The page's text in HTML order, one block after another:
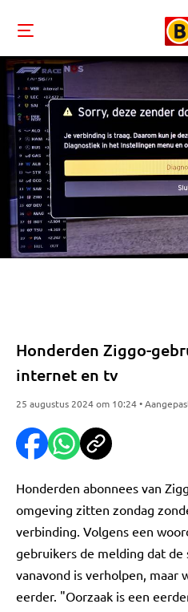
Honderden Ziggo-
internet en tv
25 augustus 2024 om 10:24 •
Honderden abonnees van
omgeving zitten zondag
verbinding. Volgens een
gebruikers de melding dat
vanavond is verholpen, maar
eerder. "Oorzaak is een